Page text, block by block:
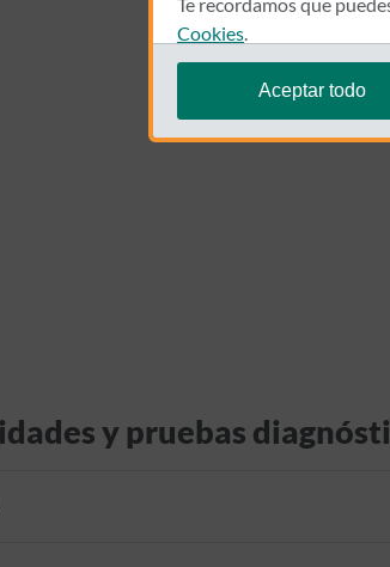
y pruebas
Cookies.
Aceptar todo